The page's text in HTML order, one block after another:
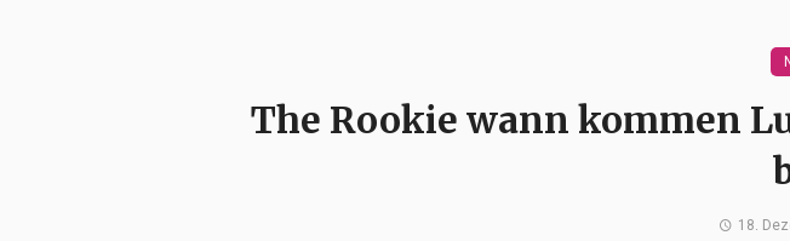
The Rookie wann kommen
18.